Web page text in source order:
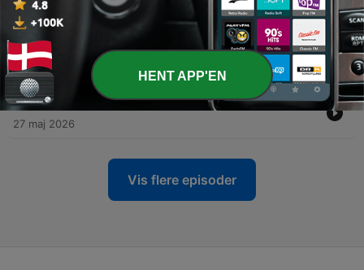
10 jun. 2026
326 - Marktstimmung: &quot;Eine einzige
Enttäuschung?&quot;
03 jun. 2026
325 - Marktstimmung: &quot;Kosten der Angst&quot;
27 maj 2026
Vis flere episoder
HENT APP'EN